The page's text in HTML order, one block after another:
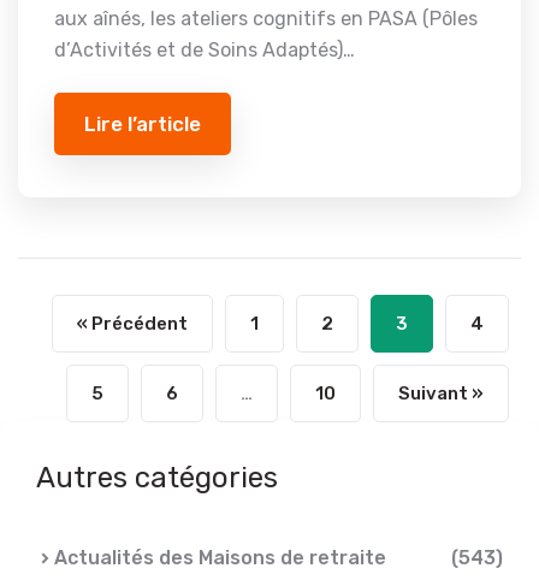
aux aînés, les ateliers cognitifs en PASA (Pôles
d’Activités et de Soins Adaptés)…
Lire l’article
« Précédent 1 2 3 4
5 6 … 10 Suivant »
Autres catégories
Actualités des Maisons de retraite (543)